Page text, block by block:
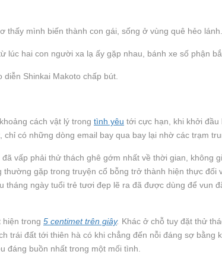
mình biến thành con gái, sống ở vùng quê hẻo lánh.
hai con người xa lạ ấy gặp nhau, bánh xe số phận
Shinkai Makoto chấp bút.
cách vật lý trong tình yêu tới cực hạn, khi khởi đầu
chỉ có những dòng email bay qua bay lại nhờ các trạm
vấp phải thử thách ghê gớm nhất về thời gian, không
gặp trong truyện cổ bỗng trở thành hiện thực đối
ngày tuổi trẻ tươi đẹp lẽ ra đã được dùng để vun
hiện trong 5 centimet trên giây. Khác ở chỗ tuy đặt thử
trái đất tới thiên hà có khi chẳng đến nỗi đáng sợ bằng
đáng buồn nhất trong một mối tình.